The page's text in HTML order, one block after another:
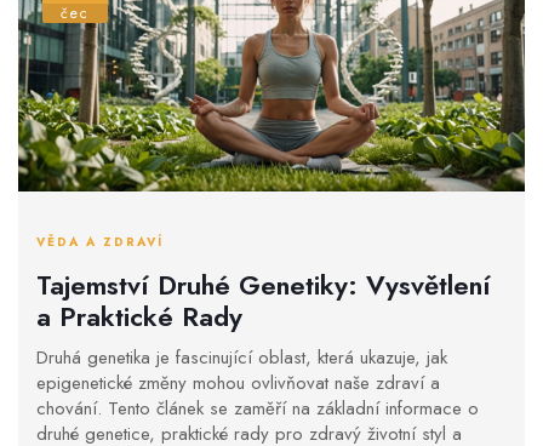
čec
VĚDA A ZDRAVÍ
Tajemství Druhé Genetiky: Vysvětlení
a Praktické Rady
Druhá genetika je fascinující oblast, která ukazuje, jak
epigenetické změny mohou ovlivňovat naše zdraví a
chování. Tento článek se zaměří na základní informace o
druhé genetice, praktické rady pro zdravý životní styl a